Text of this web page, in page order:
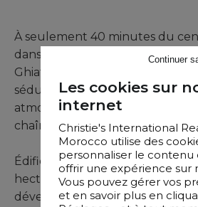
À seulement 40 minutes du
dans l’environnement
Ghiat, cette superbe propriété
séduit par son cadre naturel
atmosphère paisible et ses
chaîne de l’Atlas.
Édifiée sur un magnifique
hectare soigneusement
développe près de 1 000 m²
Les cookies sur
internet
Christie's International
Morocco utilise des
personnaliser le contenu
offrir une expérience sur
Vous pouvez gérer vos
et en savoir plus en
Continuer